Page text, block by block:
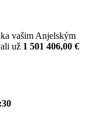
vašim Anjelským
už 1 501 406,00 €